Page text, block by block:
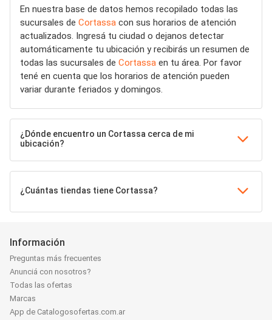
En nuestra base de datos hemos recopilado todas las
sucursales de Cortassa con sus horarios de atención
actualizados. Ingresá tu ciudad o dejanos detectar
automáticamente tu ubicación y recibirás un resumen de
todas las sucursales de Cortassa en tu área. Por favor
tené en cuenta que los horarios de atención pueden
variar durante feriados y domingos.
¿Dónde encuentro un Cortassa cerca de mi
ubicación?
¿Cuántas tiendas tiene Cortassa?
Información
Preguntas más frecuentes
Anunciá con nosotros?
Todas las ofertas
Marcas
App de Catalogosofertas.com.ar